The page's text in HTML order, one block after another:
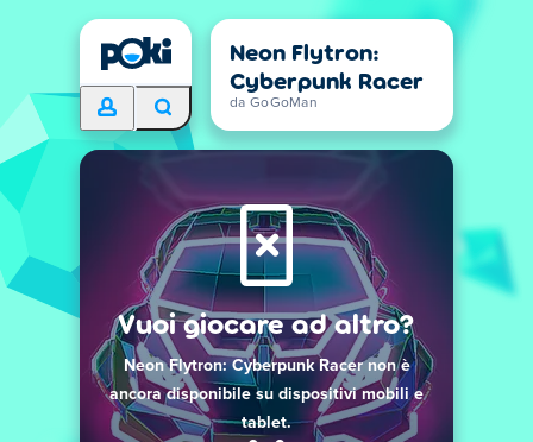
Neon Flytron:
Cyberpunk Racer
da GoGoMan
Vuoi giocare ad altro?
Neon Flytron: Cyberpunk Racer non è
ancora disponibile su dispositivi mobili e
tablet.